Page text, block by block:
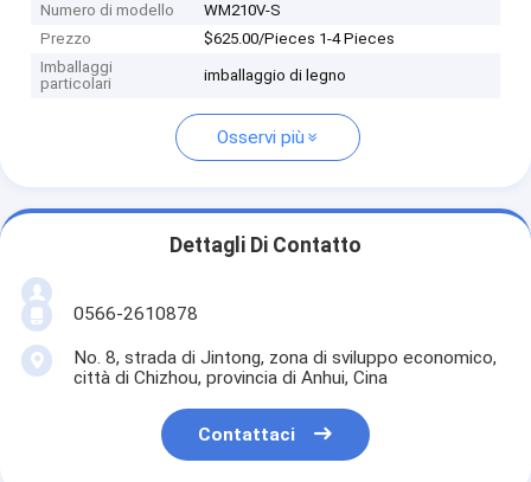
Numero di modello
WM210V-S
Prezzo
$625.00/Pieces 1-4 Pieces
Imballaggi
particolari
imballaggio di legno
Osservi più
Dettagli Di Contatto
0566-2610878
No. 8, strada di Jintong, zona di sviluppo economico,
città di Chizhou, provincia di Anhui, Cina
Contattaci